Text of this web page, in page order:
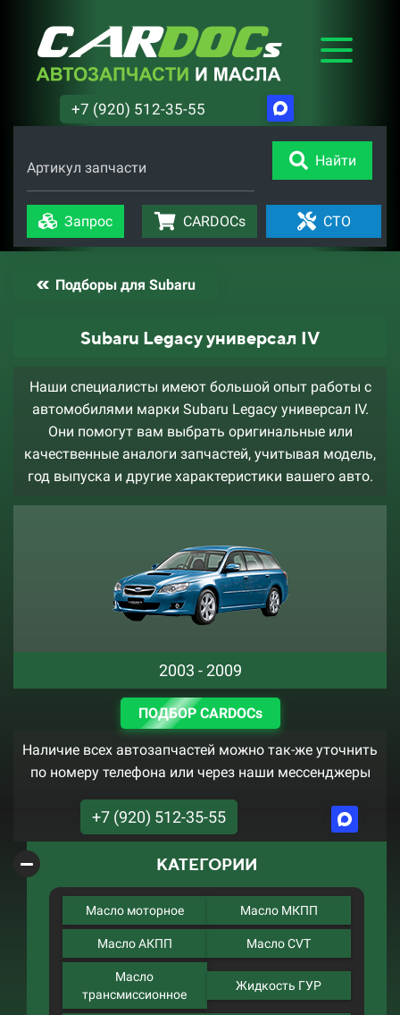
+7 (920) 512-35-55
Артикул запчасти Найти
Запрос CARDOCs СТО
Подборы для Subaru
Subaru Legacy универсал IV
Наши специалисты имеют большой опыт работы с
автомобилями марки Subaru Legacy универсал IV.
Они помогут вам выбрать оригинальные или
качественные аналоги запчастей, учитывая модель,
год выпуска и другие характеристики вашего авто.
2003 - 2009
ПОДБОР CARDOCs
Наличие всех автозапчастей можно так-же уточнить
по номеру телефона или через наши мессенджеры
+7 (920) 512-35-55
КАТЕГОРИИ
Масло моторное Масло МКПП
Масло АКПП Масло CVT
Масло
трансмиссионное
Жидкость ГУР